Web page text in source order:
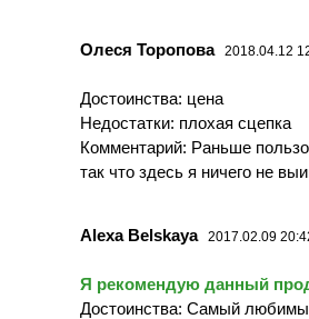
Олеся Торопова 2018.04.12
Достоинства: цена
Недостатки: плохая сцепка
Комментарий: Раньше
так что здесь я ничего не
Alexa Belskaya 2017.02.09
Я рекомендую данный
Достоинства: Самый